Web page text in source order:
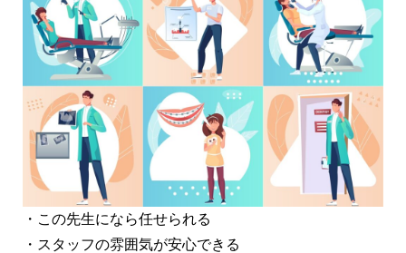
・この先生になら任せられる
・スタッフの雰囲気が安心できる